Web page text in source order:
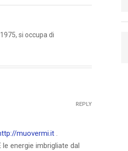
si occupa di
muovermi.it
energie imbrigliate dal
REPLY